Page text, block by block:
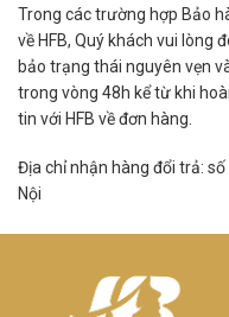
Trong các trường hợp Bảo
về HFB, Quý khách vui lòng
bảo trạng thái nguyên vẹn
trong vòng 48h kể từ khi
tin với HFB về đơn hàng.
Địa chỉ nhận hàng đổi trả: số
Nội